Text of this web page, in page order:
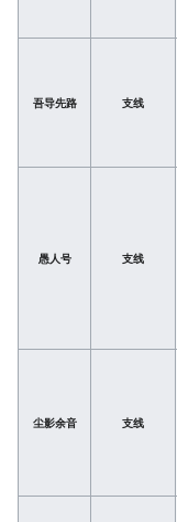
吾导先路 支线
愚人号 支线
尘影余音 支线